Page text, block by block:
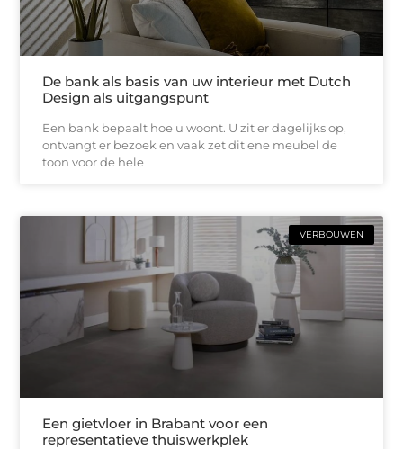
De bank als basis van uw interieur met Dutch
Design als uitgangspunt
Een bank bepaalt hoe u woont. U zit er dagelijks op,
ontvangt er bezoek en vaak zet dit ene meubel de
toon voor de hele
VERBOUWEN
Een gietvloer in Brabant voor een
representatieve thuiswerkplek